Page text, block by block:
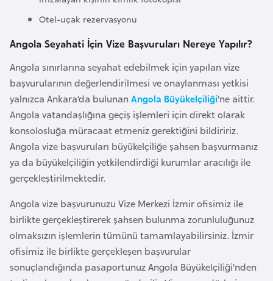
Otel-uçak rezervasyonu
Angola Seyahati İçin Vize Başvuruları Nereye Yapılır?
Angola sınırlarına seyahat edebilmek için yapılan vize
başvurularının değerlendirilmesi ve onaylanması yetkisi
yalnızca Ankara’da bulunanAngola Büyükelçiliği’ne aittir.
Angola vatandaşlığına geçiş işlemleri için direkt olarak
konsolosluğa müracaat etmeniz gerektiğini bildiririz.
Angola vize başvuruları büyükelçiliğe şahsen başvurmanız
ya da büyükelçiliğin yetkilendirdiği kurumlar aracılığı ile
gerçekleştirilmektedir.
Angola vize başvurunuzu Vize Merkezi İzmir ofisimiz ile
birlikte gerçekleştirerek şahsen bulunma zorunluluğunuz
olmaksızın işlemlerin tümünü tamamlayabilirsiniz. İzmir
ofisimiz ile birlikte gerçekleşen başvurular
sonuçlandığında pasaportunuz Angola Büyükelçiliği’nden
a
r
i
s
t
a
n
B
r
k
i
n
a